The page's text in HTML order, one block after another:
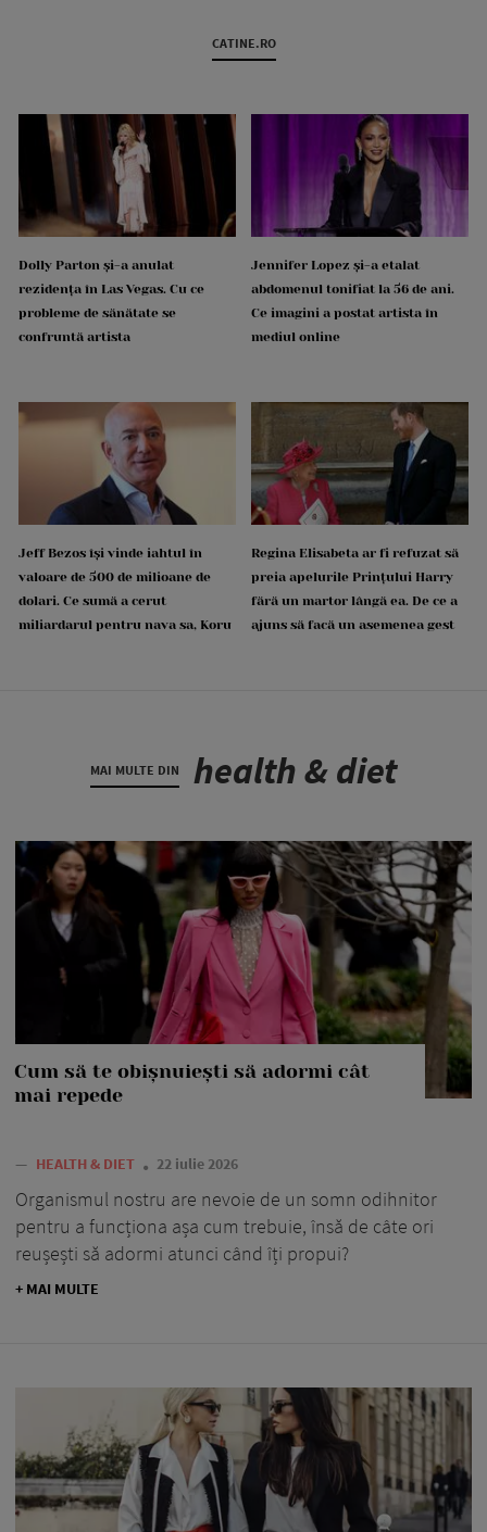
CATINE.RO
Dolly Parton și-a anulat
rezidența în Las Vegas. Cu ce
probleme de sănătate se
confruntă artista
Jennifer Lopez și-a etalat
abdomenul tonifiat la 56 de ani.
Ce imagini a postat artista în
mediul online
Jeff Bezos își vinde iahtul în
valoare de 500 de milioane de
dolari. Ce sumă a cerut
miliardarul pentru nava sa, Koru
Regina Elisabeta ar fi refuzat să
preia apelurile Prințului Harry
fără un martor lângă ea. De ce a
ajuns să facă un asemenea gest
MAI MULTE DIN health & diet
Cum să te obișnuiești să adormi cât
mai repede
— HEALTH & DIET 22 iulie 2026
Organismul nostru are nevoie de un somn odihnitor
pentru a funcționa așa cum trebuie, însă de câte ori
reușești să adormi atunci când îți propui?
+ MAI MULTE